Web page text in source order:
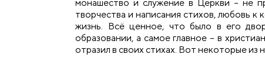
монашество и служение в Церкви – не
творчества и написания стихов, любовь к
жизнь. Всё ценное, что было в его
образовании, а самое главное – в
отразил в своих стихах. Вот некоторые из